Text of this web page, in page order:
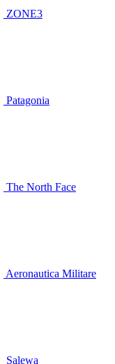
ZONE3
Patagonia
The North Face
Aeronautica Militare
Salewa